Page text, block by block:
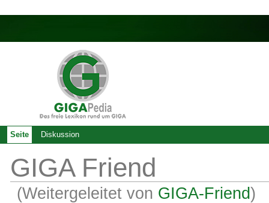
GIGA Friend
(Weitergeleitet von GIGA-Friend)
Seite Diskussion